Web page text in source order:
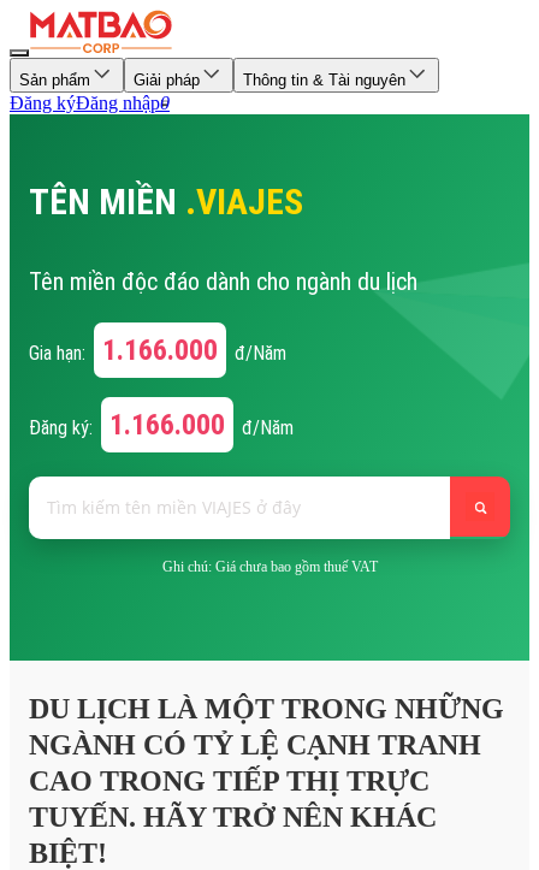
Sản phẩm Giải pháp Thông tin & Tài nguyên
Đăng kýĐăng nhập0
TÊN MIỀN .VIAJES
Tên miền độc đáo dành cho ngành du lịch
Gia hạn: 1.166.000 đ/Năm
Đăng ký: 1.166.000 đ/Năm
Ghi chú: Giá chưa bao gồm thuế VAT
DU LỊCH LÀ MỘT TRONG NHỮNG
NGÀNH CÓ TỶ LỆ CẠNH TRANH
CAO TRONG TIẾP THỊ TRỰC
TUYẾN. HÃY TRỞ NÊN KHÁC
BIỆT!